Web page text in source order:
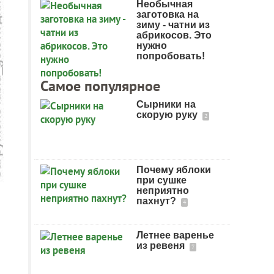
Необычная
заготовка на
зиму - чатни из
абрикосов. Это
нужно
попробовать!
Самое популярное
Сырники на
скорую руку
2
Почему яблоки
при сушке
неприятно
пахнут?
4
Летнее варенье
из ревеня
7